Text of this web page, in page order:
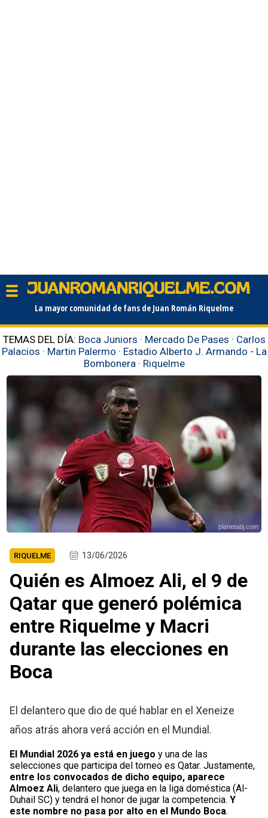
La mayor comunidad de fans de Juan Román Riquelme
TEMAS DEL DÍA: Boca Juniors · Mercado De Pases · Carlos
Palacios · Martin Palermo · Estadio Alberto J. Armando - La
Bombonera · Riquelme
planetabj.com
RIQUELME 13/06/2026
Quién es Almoez Ali, el 9 de
Qatar que generó polémica
entre Riquelme y Macri
durante las elecciones en
Boca
El delantero que dio de qué hablar en el Xeneize
años atrás ahora verá acción en el Mundial.
El Mundial 2026 ya está en juego y una de las
selecciones que participa del torneo es Qatar. Justamente,
entre los convocados de dicho equipo, aparece
Almoez Ali, delantero que juega en la liga doméstica (Al-
Duhail SC) y tendrá el honor de jugar la competencia. Y
este nombre no pasa por alto en el Mundo Boca.